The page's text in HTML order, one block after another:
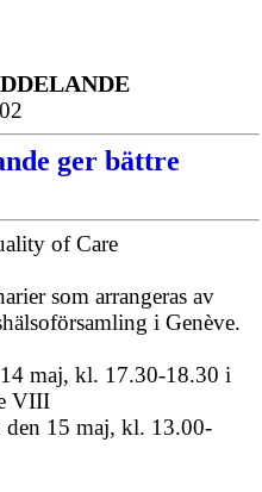
ger bättre
of Care
som arrangeras av
i Genève.
maj, kl. 17.30-18.30 i
VIII
den 15 maj, kl. 13.00-